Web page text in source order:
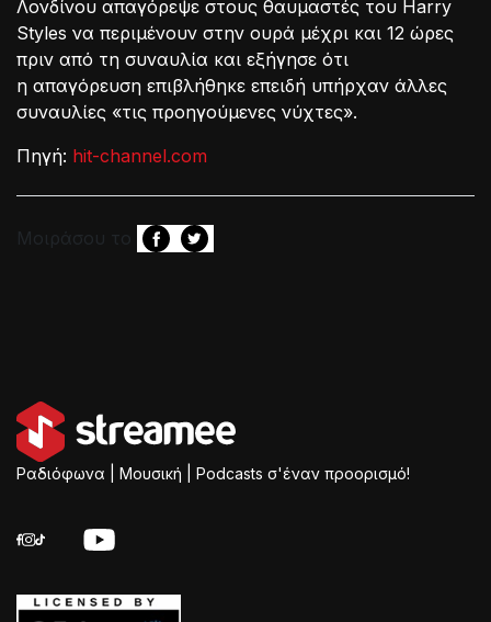
Λονδίνου απαγόρεψε στους θαυμαστές του Harry
Styles να περιμένουν στην ουρά μέχρι και 12 ώρες
πριν από τη συναυλία και εξήγησε ότι
η απαγόρευση επιβλήθηκε επειδή υπήρχαν άλλες
συναυλίες «τις προηγούμενες νύχτες».
Πηγή: hit-channel.com
Μοιράσου το
Ραδιόφωνα | Μουσική | Podcasts σ'έναν προορισμό!